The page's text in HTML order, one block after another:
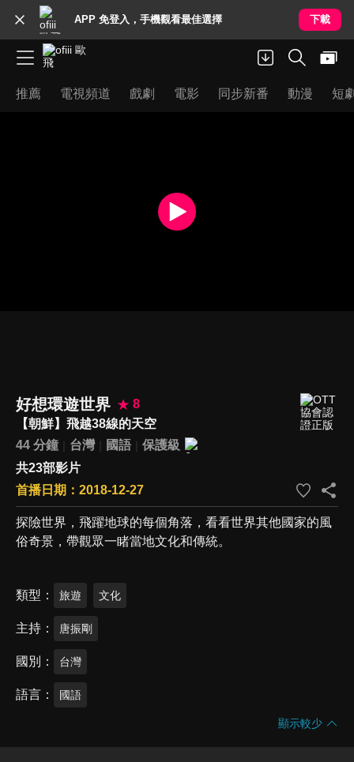
APP 免登入，手機觀看最佳選擇 下載
推薦 電視頻道 戲劇 電影 同步新番 動漫 短
好想環遊世界
8
【朝鮮】飛越38線的天空
44 分鐘
台灣 國語
保護級
共23部影片
首播日期：2018-12-27
探險世界，飛躍地球的每個角落，看看世界其他國家的風
俗奇景，帶觀眾一睹當地文化和傳統。
類型 旅遊 文化
主持 唐振剛
國別 台灣
語言 國語
顯示較少